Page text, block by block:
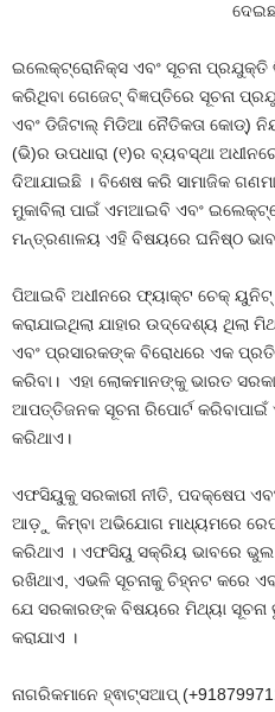
ଇଲେକ୍ଟ୍ରୋନିକ୍ସ ଏବଂ ସୂଚନା ପ୍ରଯୁକ୍ତି
କରିଥିବା ଗେଜେଟ୍ ବିଜ୍ଞପ୍ତିରେ ସୂଚନା
ଏବଂ ଡିଜିଟାଲ୍ ମିଡିଆ ନୈତିକତା କୋଡ୍)
(ଭି)ର ଉପଧାରା (୧)ର ବ୍ୟବସ୍ଥା
ଦିଆଯାଇଛି । ବିଶେଷ କରି ସାମାଜିକ
ମୁକାବିଲା ପାଇଁ ଏମଆଇବି ଏବଂ
ମନ୍ତ୍ରଣାଳୟ ଏହି ବିଷୟରେ ଘନିଷ୍ଠ
ପିଆଇବି ଅଧୀନରେ ଫ୍ୟାକ୍ଟ ଚେକ୍ ୟୁନିଟ୍
କରାଯାଇଥିଲା ଯାହାର ଉଦ୍ଦେଶ୍ୟ ଥିଲା
ଏବଂ ପ୍ରସାରକଙ୍କ ବିରୋଧରେ ଏକ
କରିବା। ଏହା ଲୋକମାନଙ୍କୁ ଭାରତ
ଆପତ୍ତିଜନକ ସୂଚନା ରିପୋର୍ଟ
କରିଥାଏ।
ଏଫସିୟୁକୁ ସରକାରୀ ନୀତି, ପଦକ୍ଷେପ
ଆଡ଼ୁ କିମ୍ବା ଅଭିଯୋଗ ମାଧ୍ୟମରେ
କରିଥାଏ । ଏଫସିୟୁ ସକ୍ରିୟ ଭାବରେ
ରଖିଥାଏ, ଏଭଳି ସୂଚନାକୁ ଚିହ୍ନଟ କରେ
ଯେ ସରକାରଙ୍କ ବିଷୟରେ ମିଥ୍ୟା
କରାଯାଏ ।
ନାଗରିକମାନେ ହ୍ଵାଟ୍ସଆପ୍